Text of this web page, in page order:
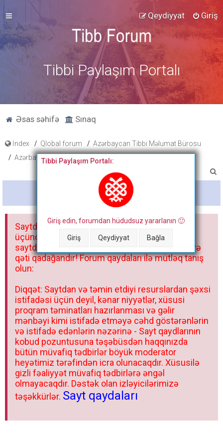
Giriş
Qeydiyyat
Tibbi Paylaşım Portalı
Əsas səhifə Sınaq
İndex Qlobal forum
Azərbaycan Tibbi Məlumat Bürosu
Azərbaycanda Tibbi Protokol
a
Bitdi
Tibbi Paylaşım Portalı:
Giriş edin, forumdan hüdudsuz yararlanın 🙂
Giriş Qeydiyyat Bağla
Saytdakı materiallar yalnız fərdi istifadəniz
üçündür. Materialları istisnasız heç bir qrupda,
saytda və sosial şəbəkədə paylaşmaq olmaz və
qəti qadağandır! Forum qaydaları ilə mütləq tanış
olun:
Diqqət: Saytdan və təmin etdiyi resurslardan şəxsi
istifadəsi üçün deyil, kənar niyyətlər, xüsusi
proqram təminatları hazırlanması və gəlir
mənbəyi kimi istifadə etməyə cəhd göstərənlərin
və istifadə edənlərin nəzərinə - Sayt qaydlarının
kobud pozuntusuna təşəbüsdən haqqınızda
bütün müvafiq tədbirlər böyük moderator
heyətimiz tərəfindən icra olunacaqdır. Xüsusilə
gizli fəaliyyət müvafiq tədbirlərə əngəl
olmayacaqdır. Dəstək olan izləyicilərimizə
təşəkkürlər. Sayt qaydaları